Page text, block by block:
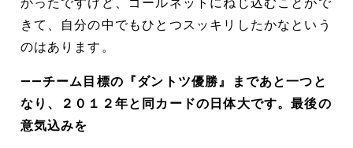
きて、自分の中でもひとつスッキリしたかなという
のはあります。
――チーム目標の『ダントツ優勝』まであと一つと
なり、２０１２年と同カードの日体大です。最後の
意気込みを